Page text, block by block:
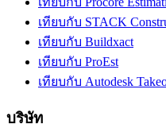
เทียบกับ STACK
เทียบกับ Buildxact
เทียบกับ ProEst
เทียบกับ Autodesk
บริษัท